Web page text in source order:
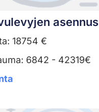
asennus
18754 €
6842 - 42319€